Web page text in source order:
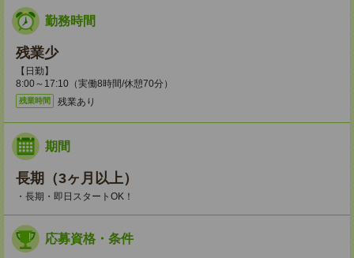
勤務時間
残業少
【日勤】
8:00～17:10（実働8時間/休憩70分）
残業時間 残業あり
期間
長期（3ヶ月以上）
・長期・即日スタートOK！
応募資格・条件